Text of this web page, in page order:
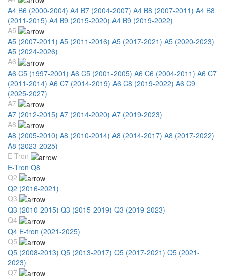
A4 B6 (2000-2004) A4 B7 (2004-2007) A4 B8 (2007-2011) A4 B8
(2011-2015) A4 B9 (2015-2020) A4 B9 (2019-2022)
A5
A5 (2007-2011) A5 (2011-2016) A5 (2017-2021) A5 (2020-2023)
A5 (2024-2026)
A6
A6 C5 (1997-2001) A6 C5 (2001-2005) A6 C6 (2004-2011) A6 C7
(2011-2014) A6 C7 (2014-2019) A6 C8 (2019-2022) A6 C9
(2025-2027)
A7
A7 (2012-2015) A7 (2014-2020) A7 (2019-2023)
A8
A8 (2005-2010) A8 (2010-2014) A8 (2014-2017) A8 (2017-2022)
A8 (2023-2025)
E-Tron
E-Tron Q8
Q2
Q2 (2016-2021)
Q3
Q3 (2010-2015) Q3 (2015-2019) Q3 (2019-2023)
Q4
Q4 E-tron (2021-2025)
Q5
Q5 (2008-2013) Q5 (2013-2017) Q5 (2017-2021) Q5 (2021-
2023)
Q7